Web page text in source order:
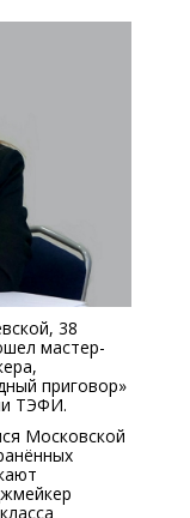
38
мастер-
приговор»
ТЭФИ.
Московской